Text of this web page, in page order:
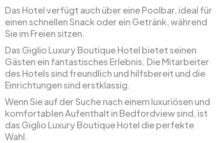
Das Hotel verfügt auch über eine Poolbar, ideal für
einen schnellen Snack oder ein Getränk, während
Sie im Freien sitzen.
Das Giglio Luxury Boutique Hotel bietet seinen
Gästen ein fantastisches Erlebnis. Die Mitarbeiter
des Hotels sind freundlich und hilfsbereit und die
Einrichtungen sind erstklassig.
Wenn Sie auf der Suche nach einem luxuriösen und
komfortablen Aufenthalt in Bedfordview sind, ist
das Giglio Luxury Boutique Hotel die perfekte
Wahl.